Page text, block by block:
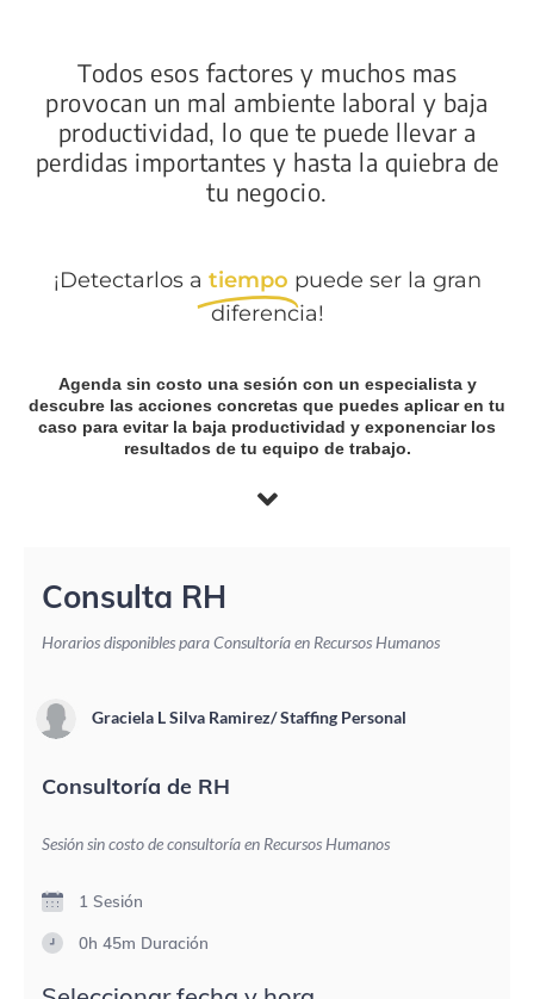
Todos esos factores y muchos mas
provocan un mal ambiente laboral y baja
productividad, lo que te puede llevar a
perdidas importantes y hasta la quiebra de
tu negocio.
¡Detectarlos a tiempo puede ser la gran
diferencia!
Agenda sin costo una sesión con un especialista y
descubre las acciones concretas que puedes aplicar en tu
caso para evitar la baja productividad y exponenciar los
resultados de tu equipo de trabajo.